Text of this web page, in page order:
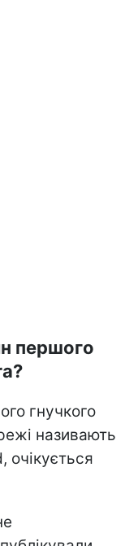
першого
гнучкого
називають
очікується